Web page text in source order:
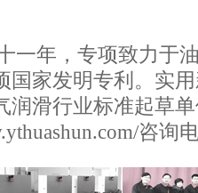
一年，专项致力于
国家发明专利。实
润滑行业标准起草
咨询